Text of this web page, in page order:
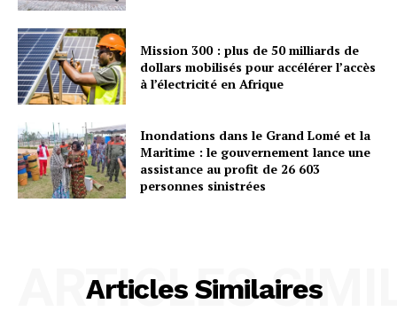
Mission 300 : plus de 50 milliards de
dollars mobilisés pour accélérer l’accès
à l’électricité en Afrique
Inondations dans le Grand Lomé et la
Maritime : le gouvernement lance une
assistance au profit de 26 603
personnes sinistrées
Articles Similaires
ARTICLES